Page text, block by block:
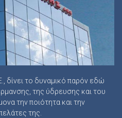
δίνει το δυναμικό παρόν εδώ
της ύδρευσης και του
την ποιότητα και την
της.